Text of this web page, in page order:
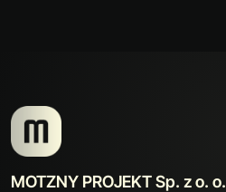
MOTZNY PROJEKT Sp. z o. o.